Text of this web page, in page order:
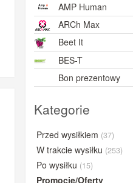
AMP Human
ARCh Max
Beet It
BES-T
Bon prezentowy
BOVelo
BRL
BUFF®
BYE
Kategorie
Przed wysiłkiem (37)
W trakcie wysiłku (253)
Po wysiłku (15)
Promocje/Oferty